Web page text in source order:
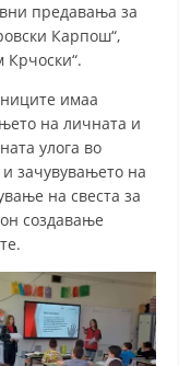
предавања за
Карпош“,
имаа
на личната и
улога во
зачувувањето на
на свеста за
создавање